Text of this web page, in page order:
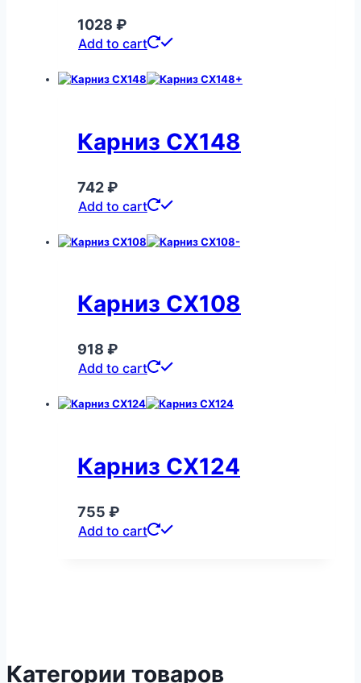
1028 ₽
Add to cart
Карниз CX148
742₽
Add to cart
Карниз CX108
918 ₽
Add to cart
Карниз CX124
755 ₽
Add to cart
Категории товаров